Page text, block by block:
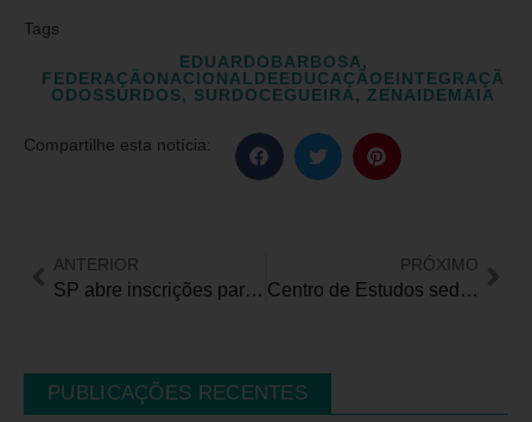
Tags
EDUARDOBARBOSA,
FEDERAÇÃONACIONALDEEDUCAÇÃOEINTEGRAÇÃ
ODOSSURDOS, SURDOCEGUEIRA, ZENAIDEMAIA
Compartilhe esta notícia:
ANTERIOR
SP abre inscrições para curso online e gratuito de Libras no mês de junho
PRÓXIMO
Centro de Estudos sedia o RECPARE, primeiro grande evento de acessibilidade do Nordeste
PUBLICAÇÕES RECENTES